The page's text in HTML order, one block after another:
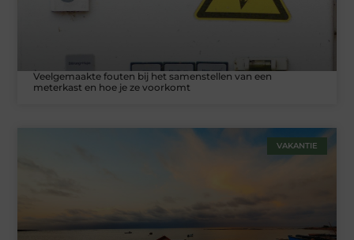
Veelgemaakte fouten bij het samenstellen van een
meterkast en hoe je ze voorkomt
VAKANTIE